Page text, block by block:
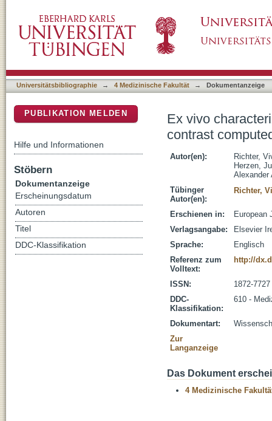
Universitätsbibliographie → 4 Medizinische Fakultät → Dokumentanzeige
Ex vivo
contrast
Autor(en):
Richter,
Herzen,
Alexander
Tübinger
Autor(en):
Richter,
Erschienen in:
European
Verlagsangabe:
Elsevier
Sprache:
Englisch
Referenz zum
Volltext:
http://
ISSN:
1872-7727
DDC-
Klassifikation:
610 -
Dokumentart:
Zur
Langanzeige
Das Dokument
4 Medizinische
PUBLIKATION MELDEN
Hilfe und Informationen
Stöbern
Dokumentanzeige
Erscheinungsdatum
Autoren
Titel
DDC-Klassifikation